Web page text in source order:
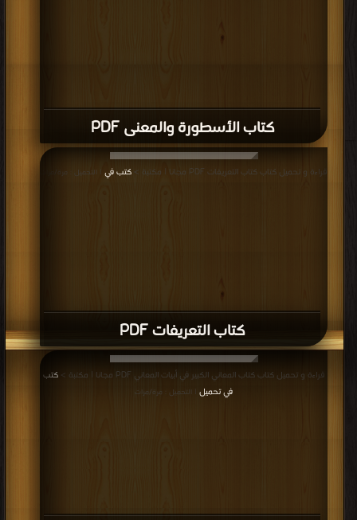
كتاب الأسطورة والمعنى PDF
كتاب التعريفات PDF
قراءة و تحميل كتاب كتاب التعريفات PDF مجانا | مكتبة > كتب في | التحميل : مرة/مرات
قراءة و تحميل كتاب كتاب المعاني الكبير في أبيات المعاني PDF مجانا | مكتبة >
كتب
في تحميل
| التحميل : مرة/مرات